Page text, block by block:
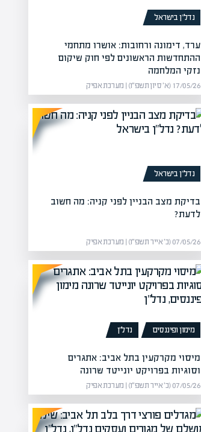
נדל”ן בישראל
ערד, דימונה ורחובות: אושרו מתחמי
ההתחדשות הראשונים לפי חוק שיקום
נזקי המלחמה
17/05/26 (א׳ סיון תשפ״ו) | מערכת אפיק
נדל”ן בישראל
בדיקת מצב הבניין לפני קניה: מה חשוב
לדעת?
07/05/26 (כ׳ אייר תשפ״ו) | מערכת אפיק
מימון ופיננסים נדל”ן
מיסוי מקרקעין בתל אביב: אתגרים
וסוגיות בפרויקט יונייטד שרונה
07/05/26 (כ׳ אייר תשפ״ו) | מערכת אפיק